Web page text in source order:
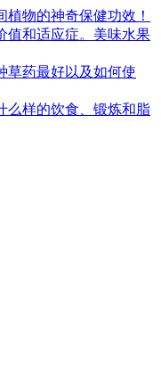
植物的神奇保健功效！
值和适应症。美味水果
草药最好以及如何使
么样的饮食、锻炼和脂